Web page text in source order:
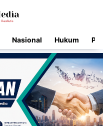
Nasional Hukum